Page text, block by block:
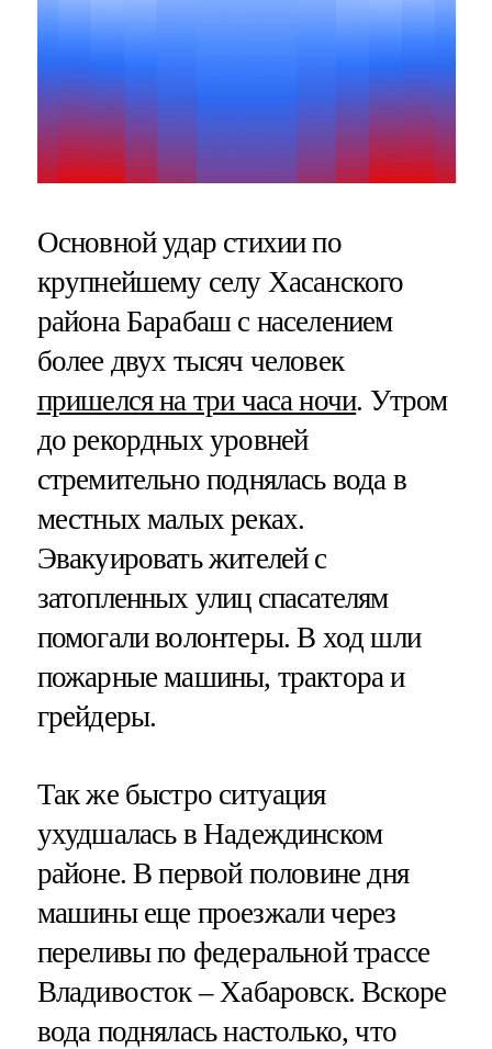
Основной удар стихии по
крупнейшему селу Хасанского
района Барабаш с населением
более двух тысяч человек
пришелся на три часа ночи. Утром
до рекордных уровней
стремительно поднялась вода в
местных малых реках.
Эвакуировать жителей с
затопленных улиц спасателям
помогали волонтеры. В ход шли
пожарные машины, трактора и
грейдеры.
Так же быстро ситуация
ухудшалась в Надеждинском
районе. В первой половине дня
машины еще проезжали через
переливы по федеральной трассе
Владивосток – Хабаровск. Вскоре
вода поднялась настолько, что